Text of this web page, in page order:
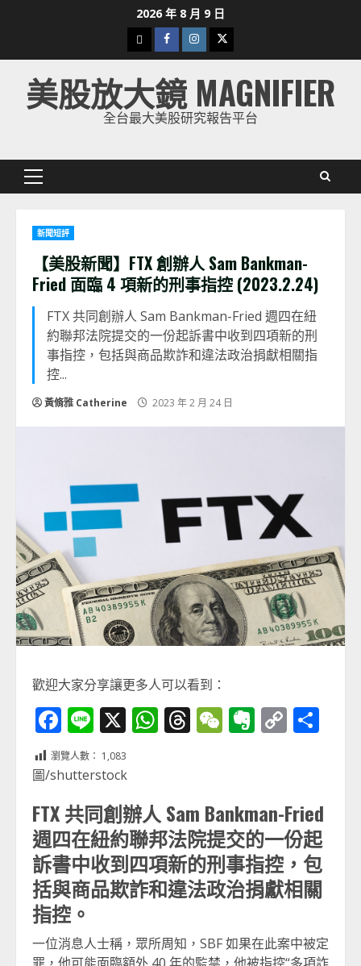
2026 年 8 月 9 日
下
載
美
股
Facebook
Instagram
Twitter
美股放大鏡 MAGNIFIER
全台最大美股研究報告平台
Primary
新聞短評
【美股新聞】FTX 創辦人 Sam Bankman-
Fried 面臨 4 項新的刑事指控 (2023.2.24)
FTX 共同創辦人 Sam Bankman-Fried 週四在紐
約聯邦法院提交的一份起訴書中收到四項新的刑
事指控，包括與商品欺詐和違法政治捐獻相關指
控...
黃脩雅 Catherine 2023 年 2 月 24 日
歡迎大家分享讓更多人可以看到：
Facebook
Line
X WhatsApp
Threads
WeChat
Evernote
Copy
瀏覽人數： 1,083
圖/shutterstock
FTX 共同創辦人 Sam Bankman-Fried
週四在紐約聯邦法院提交的一份起
訴書中收到四項新的刑事指控，包
括與商品欺詐和違法政治捐獻相關
指控。
一位消息人士稱，眾所周知，SBF 如果在此案中被定